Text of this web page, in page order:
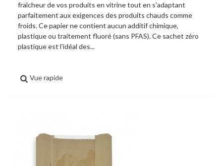
fraîcheur de vos produits en vitrine tout en s'adaptant
parfaitement aux exigences des produits chauds comme
froids. Ce papier ne contient aucun additif chimique,
plastique ou traitement fluoré (sans PFAS). Ce sachet zéro
plastique est l'idéal des...
Vue rapide